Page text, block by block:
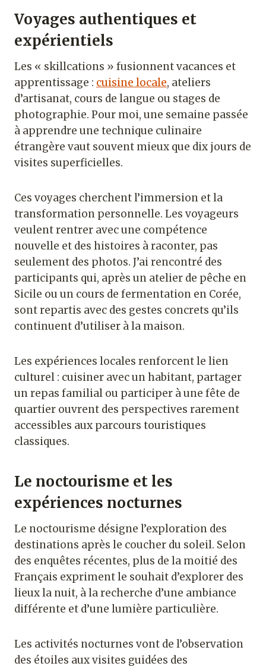
Voyages authentiques et
expérientiels
Les « skillcations » fusionnent vacances et
apprentissage : cuisine locale, ateliers
d’artisanat, cours de langue ou stages de
photographie. Pour moi, une semaine passée
à apprendre une technique culinaire
étrangère vaut souvent mieux que dix jours de
visites superficielles.
Ces voyages cherchent l’immersion et la
transformation personnelle. Les voyageurs
veulent rentrer avec une compétence
nouvelle et des histoires à raconter, pas
seulement des photos. J’ai rencontré des
participants qui, après un atelier de pêche en
Sicile ou un cours de fermentation en Corée,
sont repartis avec des gestes concrets qu’ils
continuent d’utiliser à la maison.
Les expériences locales renforcent le lien
culturel : cuisiner avec un habitant, partager
un repas familial ou participer à une fête de
quartier ouvrent des perspectives rarement
accessibles aux parcours touristiques
classiques.
Le noctourisme et les
expériences nocturnes
Le noctourisme désigne l’exploration des
destinations après le coucher du soleil. Selon
des enquêtes récentes, plus de la moitié des
Français expriment le souhait d’explorer des
lieux la nuit, à la recherche d’une ambiance
différente et d’une lumière particulière.
Les activités nocturnes vont de l’observation
des étoiles aux visites guidées des